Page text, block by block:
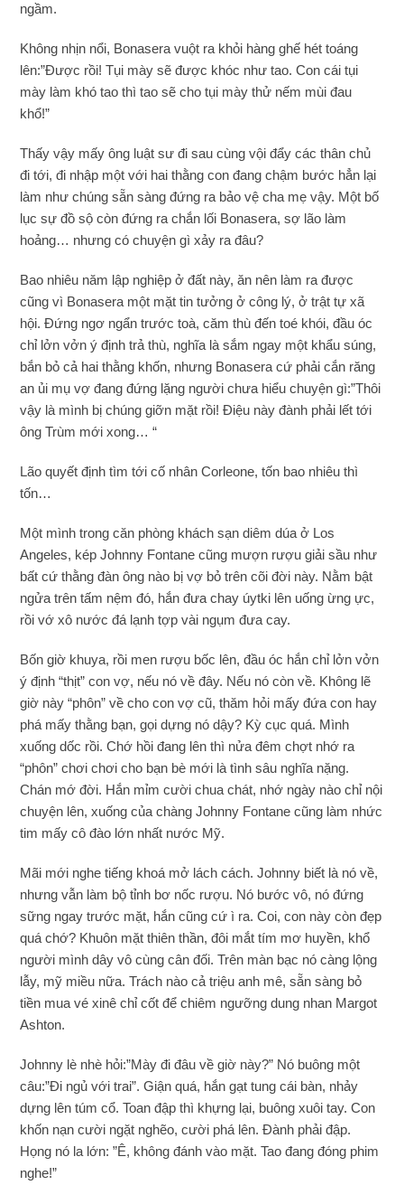
ngầm.
Không nhịn nổi, Bonasera vuột ra khỏi hàng ghế hét toáng
lên:”Được rồi! Tụi mày sẽ được khóc như tao. Con cái tụi
mày làm khó tao thì tao sẽ cho tụi mày thử nếm mùi đau
khổ!”
Thấy vậy mấy ông luật sư đi sau cùng vội đẩy các thân chủ
đi tới, đi nhập một với hai thằng con đang chậm bước hẳn lại
làm như chúng sẵn sàng đứng ra bảo vệ cha mẹ vậy. Một bố
lục sự đồ sộ còn đứng ra chắn lối Bonasera, sợ lão làm
hoảng… nhưng có chuyện gì xảy ra đâu?
Bao nhiêu năm lập nghiệp ở đất này, ăn nên làm ra được
cũng vì Bonasera một mặt tin tưởng ở công lý, ở trật tự xã
hội. Đứng ngơ ngẩn trước toà, căm thù đến toé khói, đầu óc
chỉ lởn vởn ý định trả thù, nghĩa là sắm ngay một khẩu súng,
bắn bỏ cả hai thằng khốn, nhưng Bonasera cứ phải cắn răng
an ủi mụ vợ đang đứng lặng người chưa hiểu chuyện gì:”Thôi
vậy là mình bị chúng giỡn mặt rồi! Điệu này đành phải lết tới
ông Trùm mới xong… “
Lão quyết định tìm tới cố nhân Corleone, tốn bao nhiêu thì
tốn…
Một mình trong căn phòng khách sạn diêm dúa ở Los
Angeles, kép Johnny Fontane cũng mượn rượu giải sầu như
bất cứ thằng đàn ông nào bị vợ bỏ trên cõi đời này. Nằm bật
ngửa trên tấm nệm đó, hắn đưa chay úytki lên uống ừng ực,
rồi vớ xô nước đá lạnh tợp vài ngụm đưa cay.
Bốn giờ khuya, rồi men rượu bốc lên, đầu óc hắn chỉ lởn vởn
ý định “thịt” con vợ, nếu nó về đây. Nếu nó còn về. Không lẽ
giờ này “phôn” về cho con vợ cũ, thăm hỏi mấy đứa con hay
phá mấy thằng bạn, gọi dựng nó dậy? Kỳ cục quá. Mình
xuống dốc rồi. Chớ hồi đang lên thì nửa đêm chợt nhớ ra
“phôn” chơi chơi cho bạn bè mới là tình sâu nghĩa nặng.
Chán mớ đời. Hắn mỉm cười chua chát, nhớ ngày nào chỉ nội
chuyện lên, xuống của chàng Johnny Fontane cũng làm nhức
tim mấy cô đào lớn nhất nước Mỹ.
Mãi mới nghe tiếng khoá mở lách cách. Johnny biết là nó về,
nhưng vẫn làm bộ tỉnh bơ nốc rượu. Nó bước vô, nó đứng
sững ngay trước mặt, hắn cũng cứ ì ra. Coi, con này còn đẹp
quá chớ? Khuôn mặt thiên thần, đôi mắt tím mơ huyền, khổ
người mình dây vô cùng cân đối. Trên màn bạc nó càng lộng
lẫy, mỹ miều nữa. Trách nào cả triệu anh mê, sẵn sàng bỏ
tiền mua vé xinê chỉ cốt để chiêm ngưỡng dung nhan Margot
Ashton.
Johnny lè nhè hỏi:”Mày đi đâu về giờ này?” Nó buông một
câu:”Đi ngủ với trai”. Giận quá, hắn gạt tung cái bàn, nhảy
dựng lên túm cổ. Toan đập thì khựng lại, buông xuôi tay. Con
khốn nạn cười ngặt nghẽo, cười phá lên. Đành phải đập.
Họng nó la lớn: ”Ê, không đánh vào mặt. Tao đang đóng phim
nghe!”